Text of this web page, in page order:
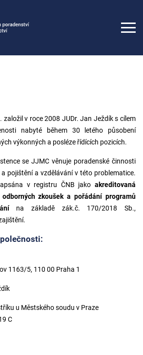
založil v roce 2008 JUDr. Jan Ježdík s cílem
nabyté během 30 letého působení
výkonných a posléze řídících pozicích.
se JJMC věnuje poradenské činnosti
pojištění a vzdělávání v této problematice.
v registru ČNB jako akreditovaná
zkoušek a pořádání programů
na základě zák.č. 170/2018 Sb.,
1163/5, 110 00 Praha 1
u Městského soudu v Praze
C